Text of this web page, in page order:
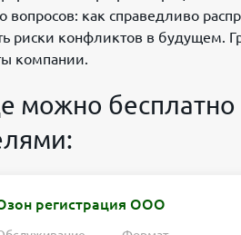
вопросов: как справедливо
риски конфликтов в будущем.
компании.
можно
регистрация ООО